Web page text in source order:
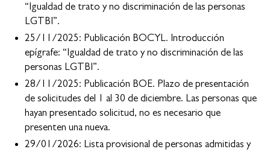
“Igualdad de trato y no discriminación de las personas
LGTBI”.
25/11/2025: Publicación BOCYL. Introducción
epígrafe: “Igualdad de trato y no discriminación de las
personas LGTBI”.
28/11/2025: Publicación BOE. Plazo de presentación
de solicitudes del 1 al 30 de diciembre. Las personas que
hayan presentado solicitud, no es necesario que
presenten una nueva.
29/01/2026: Lista provisional de personas admitidas y